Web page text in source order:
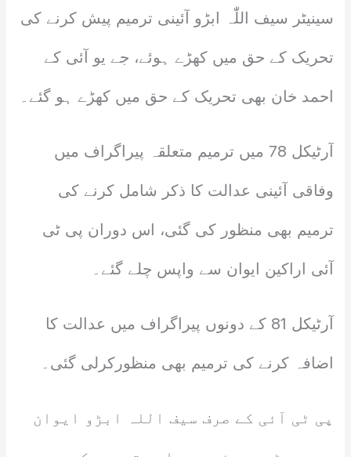
سینیٹر سیف اللّٰہ ابڑو آئینی ترمیم پیش کرنے کی
تحریک کے حق میں کھڑے ہوئے، جے یو آئی کے
احمد خان بھی تحریک کے حق میں کھڑے ہو گئے۔
آرٹیکل 78 میں ترمیم متعلقہ پیراگراف میں
وفاقی آئینی عدالت کا ذکر شامل کرنے کی
ترمیم بھی منظور کی گئی، اس دوران پی ٹی
آئی اراکین ایوان سے واپس چلے گئے۔
آرٹیکل 81 کے دونوں پیراگراف میں عدالت کا
اضافہ کرنے کی ترمیم بھی منظورکرلی گئی۔
پی ٹی آئی کے صرف سیف اللہ ابڑو ایوان